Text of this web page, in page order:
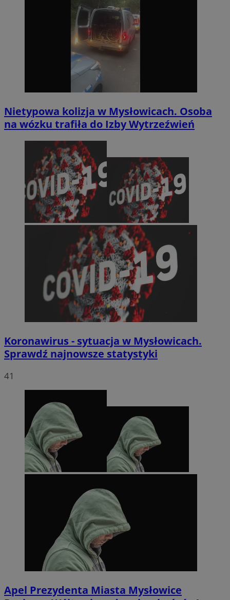
Nietypowa kolizja w Mysłowicach. Osoba
na wózku trafiła do Izby Wytrzeźwień
Koronawirus - sytuacja w Mysłowicach.
Sprawdź najnowsze statystyki
41
Apel Prezydenta Miasta Mysłowice